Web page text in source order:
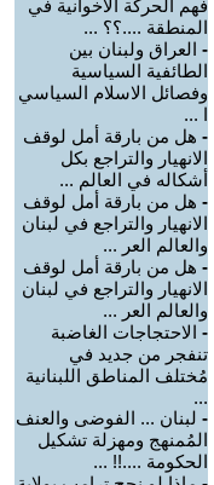
فهم الحركة الاخوانية في
المنطقة ....؟؟ ...
- العراق ولبنان بين
الطائفية السياسية
وفصائل الاسلام السياسي
ا ...
- هل من بارقة أمل لوقف
الانهيار والتراجع بكل
أشكاله في العالم ...
- هل من بارقة أمل لوقف
الانهيار والتراجع في لبنان
والعالم العر ...
- هل من بارقة أمل لوقف
الانهيار والتراجع في لبنان
والعالم العر ...
- الاحتجاجات الغاضبة
تنفجر من جديد في
مُختلف المناطق اللبنانية
...
- لبنان ... الفوضى والعنف
المُمنهج ومهزلة تشكيل
الحكومة ....!! ...